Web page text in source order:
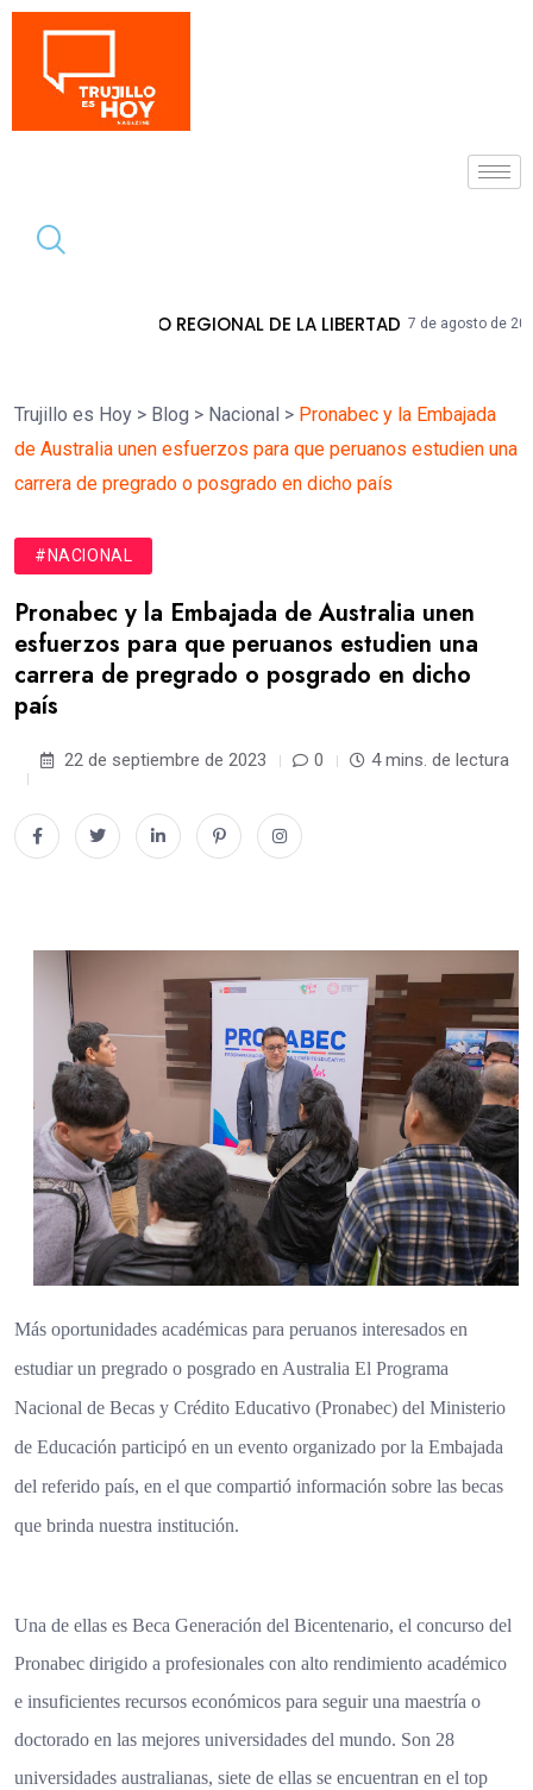
DE LA LIBERTAD 7 de agosto de 2026 HIDRANDINA
Trujillo es Hoy > Blog > Nacional > Pronabec y la Embajada
de Australia unen esfuerzos para que peruanos estudien una
carrera de pregrado o posgrado en dicho país
#NACIONAL
Pronabec y la Embajada de Australia unen
esfuerzos para que peruanos estudien una
carrera de pregrado o posgrado en dicho
país
22 de septiembre de 2023 0 4 mins. de lectura
Más oportunidades académicas para peruanos interesados en
estudiar un pregrado o posgrado en Australia El Programa
Nacional de Becas y Crédito Educativo (Pronabec) del Ministerio
de Educación participó en un evento organizado por la Embajada
del referido país, en el que compartió información sobre las becas
que brinda nuestra institución.
Una de ellas es Beca Generación del Bicentenario, el concurso del
Pronabec dirigido a profesionales con alto rendimiento académico
e insuficientes recursos económicos para seguir una maestría o
doctorado en las mejores universidades del mundo. Son 28
universidades australianas, siete de ellas se encuentran en el top